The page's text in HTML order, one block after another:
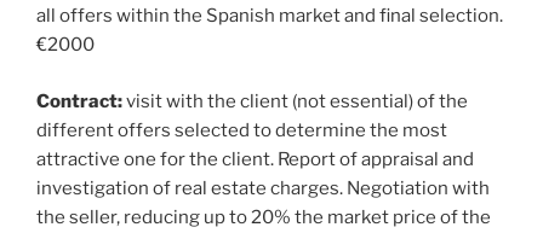
all offers within the Spanish market and final selection.
€2000
Contract:visit with the client (not essential) of the
different offers selected to determine the most
attractive one for the client. Report of appraisal and
investigation of real estate charges. Negotiation with
the seller, reducing up to 20% the market price of the